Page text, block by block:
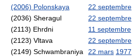
(2006) Polonskaya
22 septembre
(2036) Sheragul
22 septembre
(2113) Ehrdni
11 septembre
(2123) Vltava
22 septembre
(2149) Schwambraniya
22 mars 1977